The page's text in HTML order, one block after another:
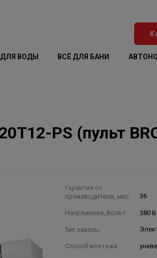
ВОДЫ ВСЁ ДЛЯ БАНИ
PS (пульт
Гарантия от
производителя, мес.
36
Напряжение, Вольт 380 В
Тип завесы
Способ монтажа